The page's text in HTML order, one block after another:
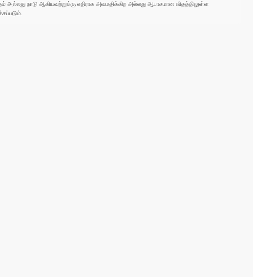
அல்லது நாடு ஆகியவற்றுக்கு எதிராக அவமதிக்கிற அல்லது ஆபாசமான விதத்திலுள்ள